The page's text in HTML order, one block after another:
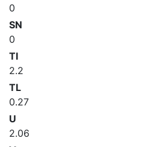
0
SN
0
TI
2.2
TL
0.27
U
2.06